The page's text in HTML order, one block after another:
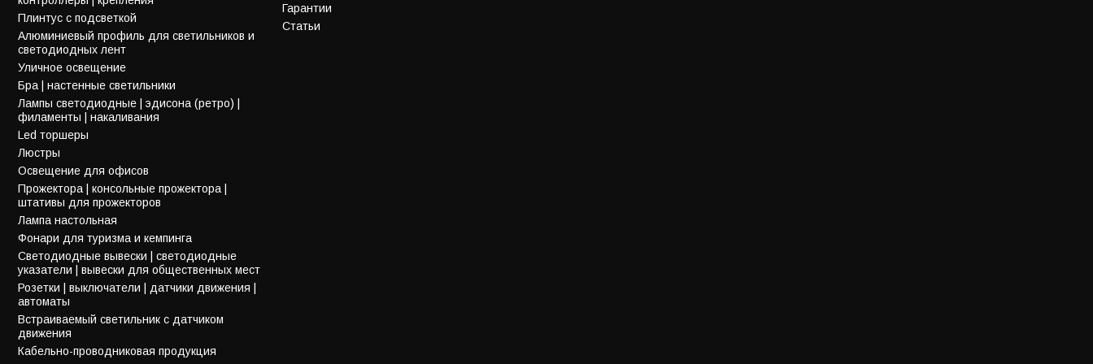
Плинтус с подсветкой
Алюминиевый профиль для светильников и
светодиодных лент
Уличное освещение
Бра | настенные светильники
Лампы светодиодные | эдисона (ретро) |
филаменты | накаливания
Led торшеры
Люстры
Освещение для офисов
Прожектора | консольные прожектора |
штативы для прожекторов
Лампа настольная
Фонари для туризма и кемпинга
Светодиодные вывески | светодиодные
указатели | вывески для общественных мест
Розетки | выключатели | датчики движения |
автоматы
Встраиваемый светильник с датчиком
движения
Кабельно-проводниковая продукция
Гарантии
Статьи